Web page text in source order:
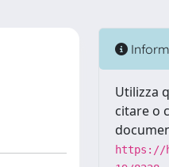
Utilizza
citare o
https://